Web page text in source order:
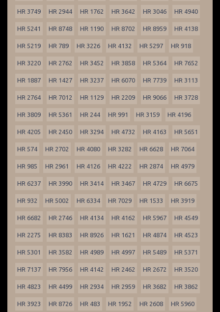
HR 3749 HR 2944 HR 1762 HR 3642 HR 3046 HR 4940
HR 5241 HR 8748 HR 1190 HR 8702 HR 8959 HR 4138
HR 5219 HR 789 HR 3226 HR 4132 HR 5297 HR 918
HR 3220 HR 2762 HR 3452 HR 3858 HR 5364 HR 7652
HR 1887 HR 1427 HR 3237 HR 6070 HR 7739 HR 3113
HR 2764 HR 7012 HR 1129 HR 2209 HR 9066 HR 3728
HR 3809 HR 5361 HR 244 HR 991 HR 3159 HR 4196
HR 4205 HR 2450 HR 3294 HR 4732 HR 4163 HR 5651
HR 574 HR 2702 HR 4080 HR 3282 HR 6628 HR 7064
HR 985 HR 2961 HR 4126 HR 4222 HR 2874 HR 4979
HR 6237 HR 3990 HR 3414 HR 3467 HR 4729 HR 6675
HR 932 HR 5002 HR 6334 HR 7029 HR 1533 HR 3919
HR 6682 HR 2746 HR 4134 HR 4162 HR 5967 HR 4549
HR 2275 HR 8383 HR 8926 HR 1621 HR 4874 HR 4523
HR 5301 HR 3582 HR 4989 HR 4997 HR 5489 HR 5371
HR 7137 HR 7956 HR 4142 HR 2462 HR 2672 HR 3520
HR 4823 HR 4499 HR 2934 HR 2959 HR 3682 HR 3862
HR 3923 HR 8726 HR 483 HR 1952 HR 2608 HR 5960